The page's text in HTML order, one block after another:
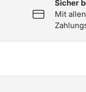
Sicher
Mit